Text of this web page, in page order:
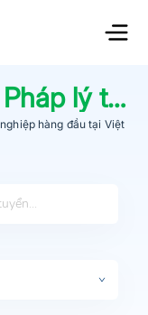
lýtại
hàng đầu tại Việt